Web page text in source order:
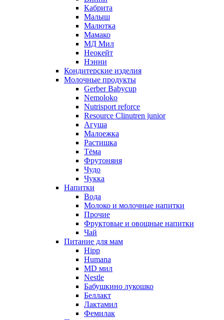
Кабрита
Малыш
Малютка
Мамако
МД Мил
Неокейт
Нэнни
Кондитерские изделия
Молочные продукты
Gerber Babycup
Nemoloko
Nutrisport reforce
Resource Clinutren junior
Агуша
Малоежка
Растишка
Тёма
Фрутоняня
Чудо
Чукка
Напитки
Вода
Молоко и молочные напитки
Прочие
Фруктовые и овощные напитки
Чай
Питание для мам
Hipp
Humana
MD мил
Nestle
Бабушкино лукошко
Беллакт
Лактамил
Фемилак